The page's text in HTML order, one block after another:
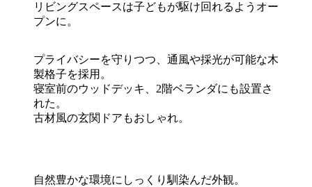
リビングスペースは子どもが駆け回れるようオー
プンに。
プライバシーを守りつつ、通風や採光が可能な木
製格子を採用。
寝室前のウッドデッキ、2階ベランダにも設置さ
れた。
古材風の玄関ドアもおしゃれ。
自然豊かな環境にしっくり馴染んだ外観。